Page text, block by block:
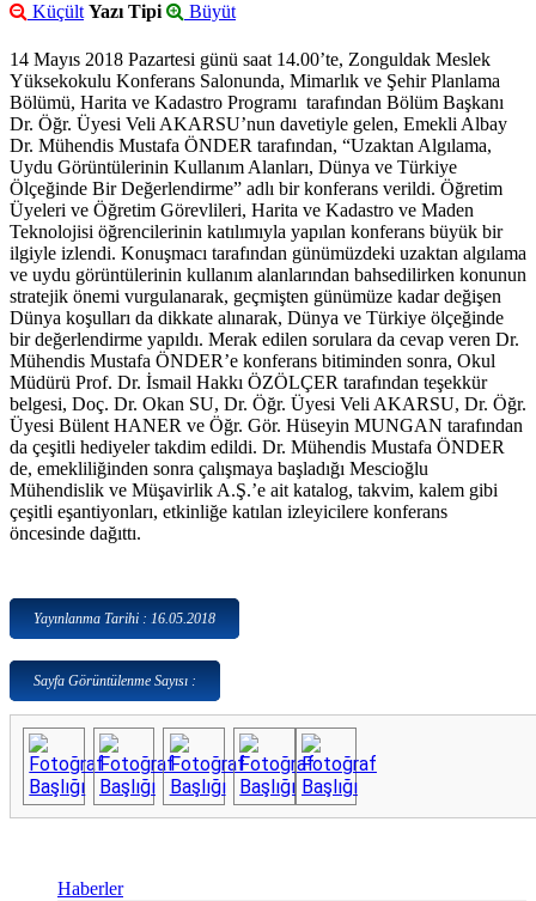
Küçült Yazı Tipi Büyüt
14 Mayıs 2018 Pazartesi günü saat 14.00’te, Zonguldak Meslek
Yüksekokulu Konferans Salonunda, Mimarlık ve Şehir Planlama
Bölümü, Harita ve Kadastro Programı tarafından Bölüm Başkanı
Dr. Öğr. Üyesi Veli AKARSU’nun davetiyle gelen, Emekli Albay
Dr. Mühendis Mustafa ÖNDER tarafından, “Uzaktan Algılama,
Uydu Görüntülerinin Kullanım Alanları, Dünya ve Türkiye
Ölçeğinde Bir Değerlendirme” adlı bir konferans verildi. Öğretim
Üyeleri ve Öğretim Görevlileri, Harita ve Kadastro ve Maden
Teknolojisi öğrencilerinin katılımıyla yapılan konferans büyük bir
ilgiyle izlendi. Konuşmacı tarafından günümüzdeki uzaktan algılama
ve uydu görüntülerinin kullanım alanlarından bahsedilirken konunun
stratejik önemi vurgulanarak, geçmişten günümüze kadar değişen
Dünya koşulları da dikkate alınarak, Dünya ve Türkiye ölçeğinde
bir değerlendirme yapıldı. Merak edilen sorulara da cevap veren Dr.
Mühendis Mustafa ÖNDER’e konferans bitiminden sonra, Okul
Müdürü Prof. Dr. İsmail Hakkı ÖZÖLÇER tarafından teşekkür
belgesi, Doç. Dr. Okan SU, Dr. Öğr. Üyesi Veli AKARSU, Dr. Öğr.
Üyesi Bülent HANER ve Öğr. Gör. Hüseyin MUNGAN tarafından
da çeşitli hediyeler takdim edildi. Dr. Mühendis Mustafa ÖNDER
de, emekliliğinden sonra çalışmaya başladığı Mescioğlu
Mühendislik ve Müşavirlik A.Ş.’e ait katalog, takvim, kalem gibi
çeşitli eşantiyonları, etkinliğe katılan izleyicilere konferans
öncesinde dağıttı.
Yayınlanma Tarihi : 16.05.2018
Sayfa Görüntülenme Sayısı :
Haberler